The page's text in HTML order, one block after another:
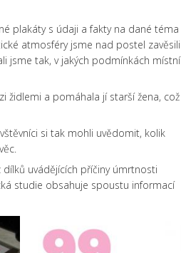
plakáty s údaji a fakty na dané téma
atmosféry jsme nad postel zavěsili
jsme tak, v jakých podmínkách místní
židlemi a pomáhala jí starší žena, což
si tak mohli uvědomit, kolik
uvádějících příčiny úmrtnosti
studie obsahuje spoustu informací